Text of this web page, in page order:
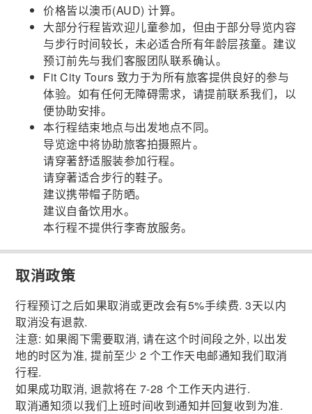
价格皆以澳币(AUD) 计算。
大部分行程皆欢迎儿童参加，但由于部分导览内容
与步行时间较长，未必适合所有年龄层孩童。建议
预订前先与我们客服团队联系确认。
Fit City Tours 致力于为所有旅客提供良好的参与
体验。如有任何无障碍需求，请提前联系我们，以
便协助安排。
本行程结束地点与出发地点不同。
导览途中将协助旅客拍摄照片。
请穿著舒适服装参加行程。
请穿著适合步行的鞋子。
建议携带帽子防晒。
建议自备饮用水。
本行程不提供行李寄放服务。
取消政策
行程预订之后如果取消或更改会有5%手续费. 3天以内
取消没有退款.
注意: 如果阁下需要取消, 请在这个时间段之外, 以出发
地的时区为准, 提前至少 2 个工作天电邮通知我们取消
行程.
如果成功取消, 退款将在 7-28 个工作天内进行.
取消通知须以我们上班时间收到通知并回复收到为准.